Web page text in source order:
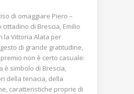
di omaggiare Piero –
cittadino di Brescia, Emilio
la Vittoria Alata per
di grande gratitudine,
non è certo casuale:
è simbolo di Brescia,
della tenacia, della
caratteristiche proprie di